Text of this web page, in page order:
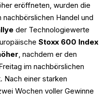
eröffneten, wurden die
Handel und
der Technologiewerte
Stoxx 600 Index
, nachdem er den
im nachbörslichen
Nach einer starken
Wochen voller Gewinne